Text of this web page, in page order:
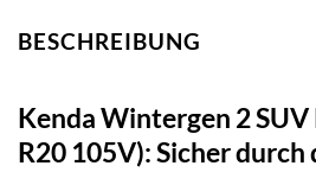
BESCHREIBUNG
Kenda Wintergen 2
R20 105V): Sicher